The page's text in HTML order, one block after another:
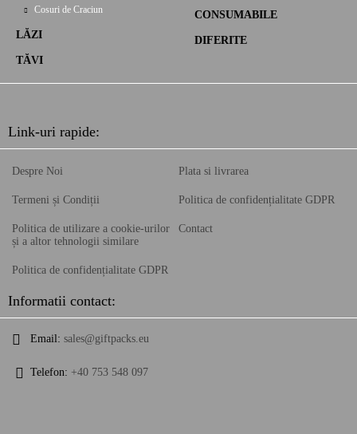
Cosuri de Craciun
LĂZI
TĂVI
CONSUMABILE
DIFERITE
Link-uri rapide:
Despre Noi
Termeni și Condiții
Politica de utilizare a cookie-urilor
și a altor tehnologii similare
Politica de confidențialitate GDPR
Plata si livrarea
Politica de confidențialitate GDPR
Contact
Informatii contact:
Email: sales@giftpacks.eu
Telefon: +40 753 548 097